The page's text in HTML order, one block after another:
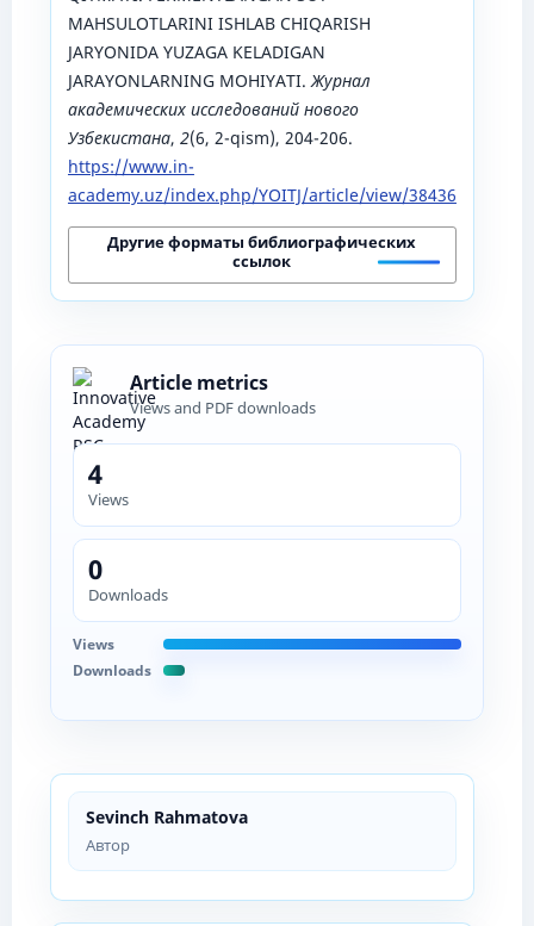
Sevinch Rahmatova
Автор
MAHSULOTLARINI ISHLAB CHIQARISH
JARYONIDA YUZAGA KELADIGAN
JARAYONLARNING MOHIYATI.Журнал
академических исследований нового
Узбекистана, 2(6, 2-qism), 204-206.
https://www.in-
academy.uz/index.php/YOITJ/article/view/38436
Другие форматы библиографических
ссылок
Article metrics
Views and PDF downloads
4
Views
0
Downloads
Views
Downloads